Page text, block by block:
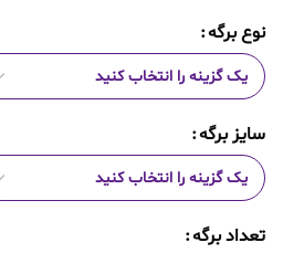
نوع برگه
سایز برگه
تعداد برگه